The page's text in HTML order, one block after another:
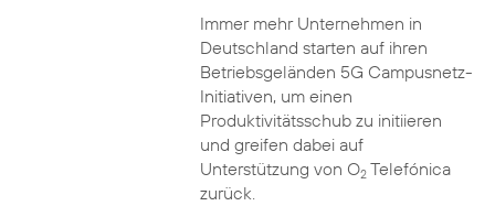
Immer mehr Unternehmen in
Deutschland starten auf ihren
Betriebsgeländen 5G Campusnetz-
Initiativen, um einen
Produktivitätsschub zu initiieren
und greifen dabei auf
Unterstützung von O2Telefónica
zurück.